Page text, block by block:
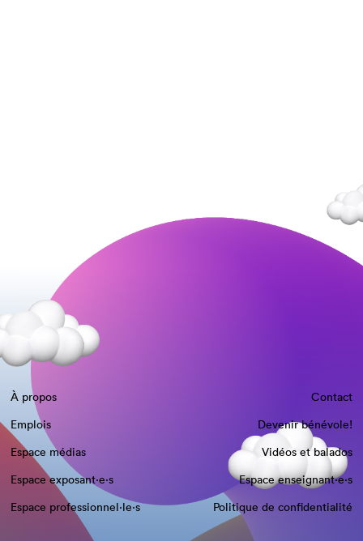
À propos
Contact
Emplois
Devenir bénévole!
Espace médias
Vidéos et balados
Espace exposant·e⋅s
Espace enseignant·e⋅s
Espace professionnel·le⋅s
Politique de confidentialité